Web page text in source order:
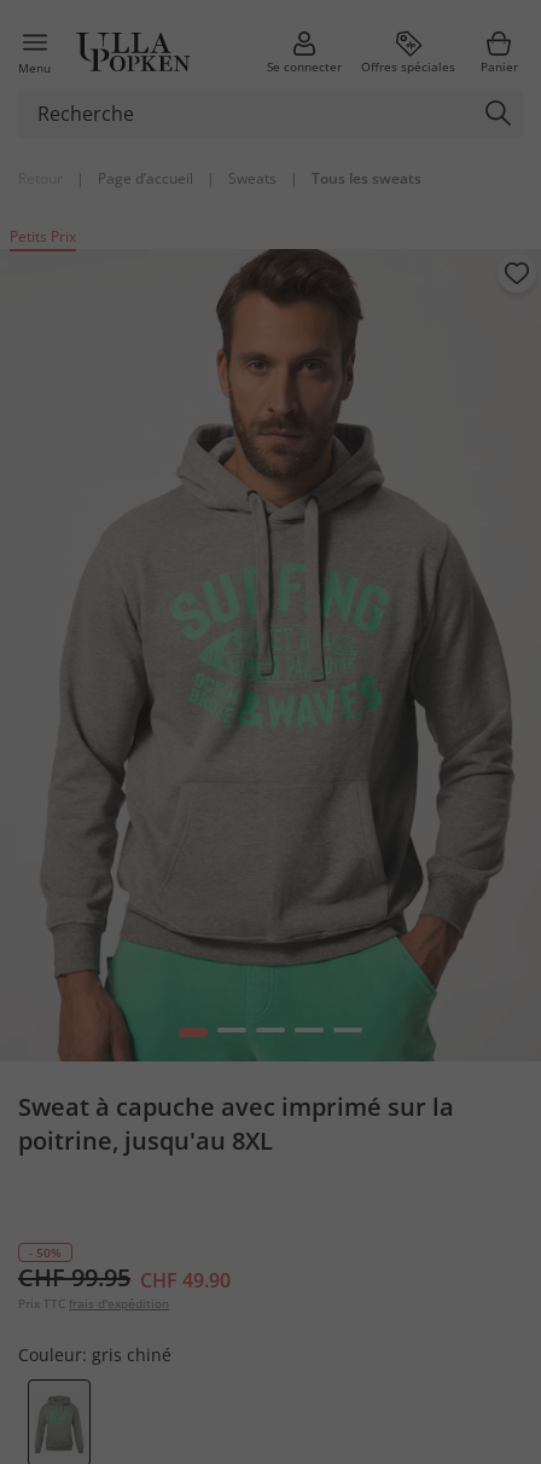
Menu Se connecter Offres spéciales Panier
| Page d’accueil | Sweats | Tous les sweats
Petits Prix
1 2 3 4 5
Sweat à capuche avec imprimé sur la
poitrine, jusqu'au 8XL
- 50%
CHF 99.95 CHF 49.90
Prix TTC frais d'expédition
Couleur: gris chiné